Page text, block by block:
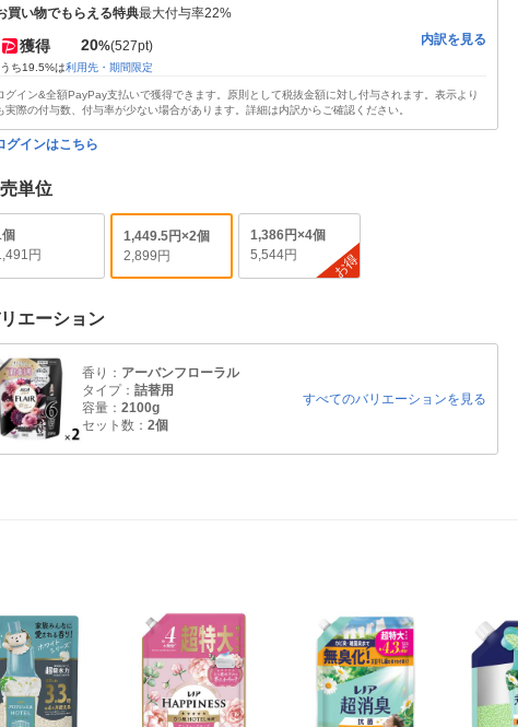
買い物でもらえる特典最大付与率22%
獲得 20%(527pt)
うち19.5%は利用先・期間限定
内訳を見る
グイン&全額PayPay支払いで獲得できます。原則として税抜金額に対し付与されます。表示より
実際の付与数、付与率が少ない場合があります。詳細は内訳からご確認ください。
グインはこちら
単位
円
1,449.5円×2個
2,899円
1,386円×4個
5,544円
お得
エーション
香り： アーバンフローラル
タイプ： 詰替用
容量： 2100g
セット数： 2個
すべてのバリエーションを見る